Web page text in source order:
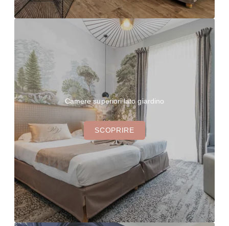
Camere superiori lato giardino
SCOPRIRE
GALLERIA
CONTATTO E ACCESSO